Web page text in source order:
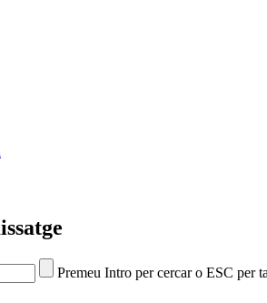
Premeu Intro per cercar o ESC per